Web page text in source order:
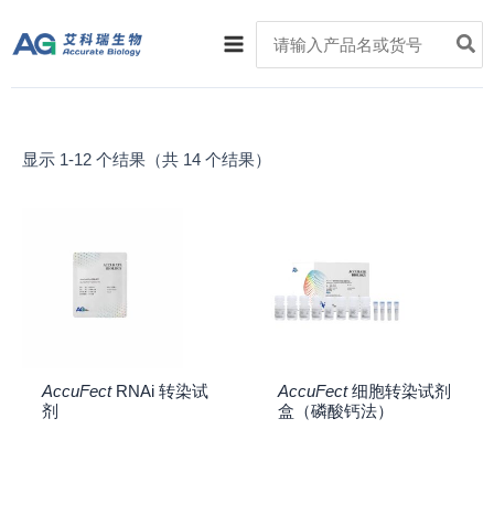
容
Main
Menu
for:
显示 1-12 个结果（共 14 个结果）
AccuFectRNAi 转染试
剂
AccuFect细胞转染试剂
盒（磷酸钙法）